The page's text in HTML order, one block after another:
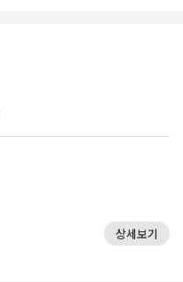
상세보기